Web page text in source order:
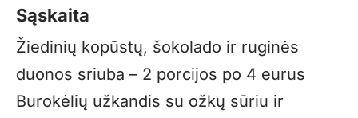
Sąskaita
Žiedinių kopūstų, šokolado ir ruginės
duonos sriuba – 2 porcijos po 4 eurus
Burokėlių užkandis su ožkų sūriu ir